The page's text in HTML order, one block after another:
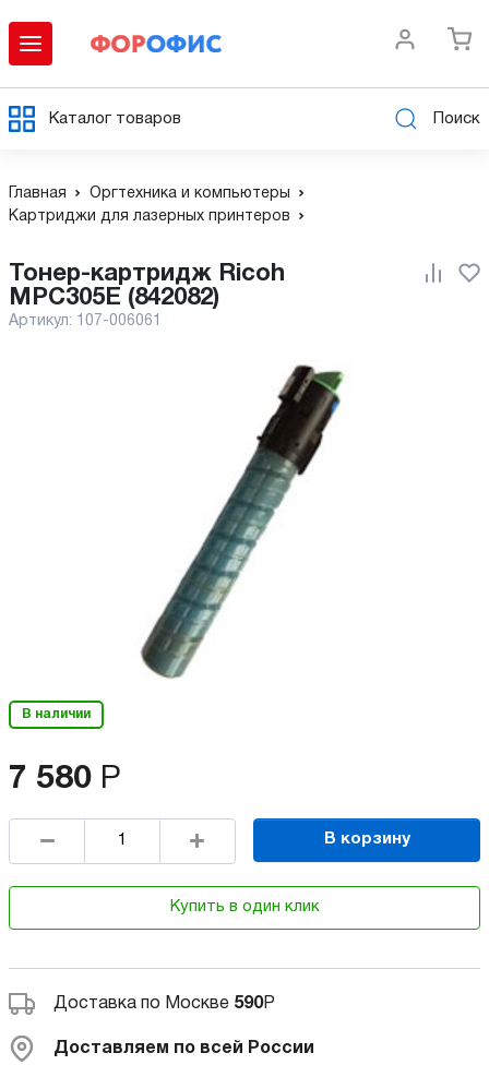
Каталог товаров Поиск
Главная
Оргтехника и компьютеры
Картриджи для лазерных принтеров
MPC305E (842082)
Артикул: 107-006061
В наличии
7 580 Р
В корзину
Купить в один клик
Доставка по Москве 590Р
Доставляем по всей России